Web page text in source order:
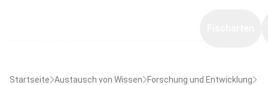
Startseite Austausch von Wissen
Forschung und Entwicklung